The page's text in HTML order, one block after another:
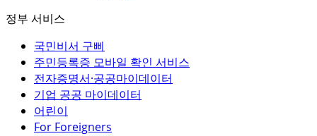
정부 서비스
국민비서 구삐
주민등록증 모바일 확인 서비스
전자증명서·공공마이데이터
기업 공공 마이데이터
어린이
For Foreigners